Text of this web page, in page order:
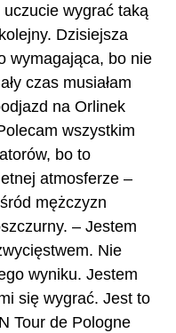
uczucie wygrać taką
Dzisiejsza
wymagająca, bo nie
czas musiałam
na Orlinek
wszystkim
bo to
atmosferze –
mężczyzn
– Jestem
Nie
wyniku. Jestem
się wygrać. Jest to
Tour de Pologne